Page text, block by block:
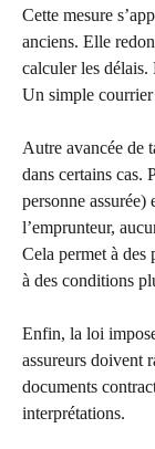
Cette mesure
anciens. Elle
calculer les délais.
Un simple
Autre avancée de
dans certains cas.
personne
l’emprunteur,
Cela permet à des
à des conditions
Enfin, la loi
assureurs doivent
documents
interprétations.